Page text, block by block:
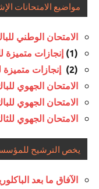
مواضيع الامتحانات
الامتحان الوطني
(1)
إنجازات متميزة
(2)
إنجازات متميزة
الامتحان الجهوي
الامتحان الجهوي
الامتحان الجهوي
يخص الترشيح للمؤسسات
الآفاق ما بعد